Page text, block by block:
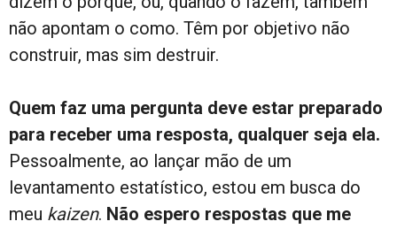
não apontam o como. Têm por objetivo não
construir, mas sim destruir.
Quem faz uma pergunta deve estar preparado
para receber uma resposta, qualquer seja ela.
Pessoalmente, ao lançar mão de um
levantamento estatístico, estou em busca do
meu kaizen. Não espero respostas que me